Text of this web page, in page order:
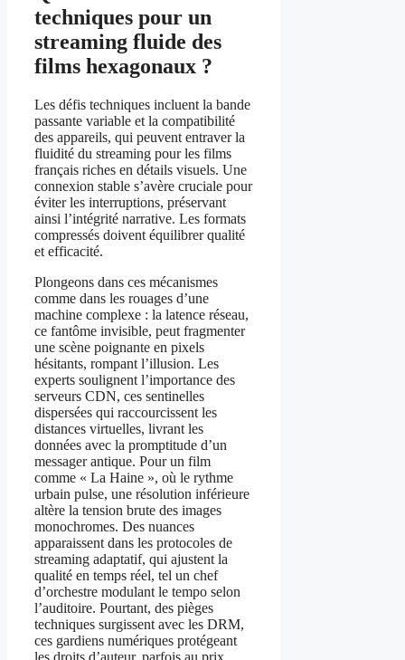
techniques pour un
streaming fluide des
films hexagonaux ?
Les défis techniques incluent la bande
passante variable et la compatibilité
des appareils, qui peuvent entraver la
fluidité du streaming pour les films
français riches en détails visuels. Une
connexion stable s’avère cruciale pour
éviter les interruptions, préservant
ainsi l’intégrité narrative. Les formats
compressés doivent équilibrer qualité
et efficacité.
Plongeons dans ces mécanismes
comme dans les rouages d’une
machine complexe : la latence réseau,
ce fantôme invisible, peut fragmenter
une scène poignante en pixels
hésitants, rompant l’illusion. Les
experts soulignent l’importance des
serveurs CDN, ces sentinelles
dispersées qui raccourcissent les
distances virtuelles, livrant les
données avec la promptitude d’un
messager antique. Pour un film
comme « La Haine », où le rythme
urbain pulse, une résolution inférieure
altère la tension brute des images
monochromes. Des nuances
apparaissent dans les protocoles de
streaming adaptatif, qui ajustent la
qualité en temps réel, tel un chef
d’orchestre modulant le tempo selon
l’auditoire. Pourtant, des pièges
techniques surgissent avec les DRM,
ces gardiens numériques protégeant